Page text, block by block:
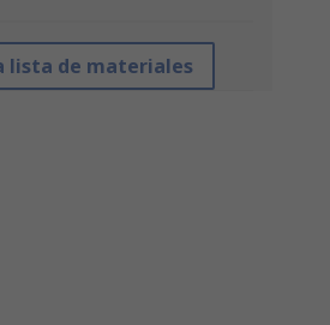
lista de materiales